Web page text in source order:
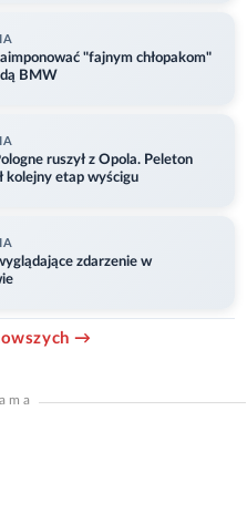
"fajnym chłopakom"
BMW
ruszył z Opola. Peleton
kolejny etap wyścigu
zdarzenie w
→